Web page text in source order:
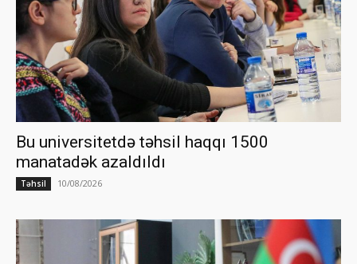
Bu universitetdə təhsil haqqı 1500
manatadək azaldıldı
Təhsil 10/08/2026